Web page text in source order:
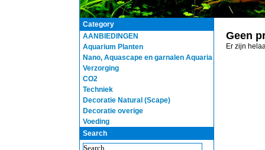
Category
AANBIEDINGEN
Aquarium Planten
Nano, Aquascape en garnalen Aquaria
Verzorging
CO2
Techniek
Decoratie Natural (Scape)
Decoratie overige
Voeding
Search
Geen
Er zijn